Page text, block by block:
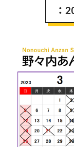
：